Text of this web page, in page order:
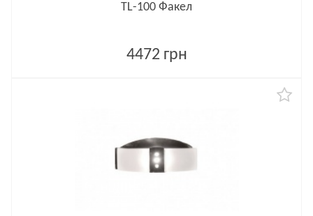
TL-100 Факел
4472 грн